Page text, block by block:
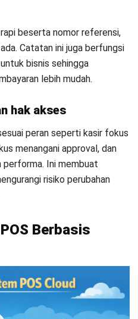
beserta nomor referensi,
Catatan ini juga berfungsi
bisnis sehingga
lebih mudah.
hak akses
peran seperti kasir fokus
menangani approval, dan
performa. Ini membuat
risiko perubahan
Berbasis